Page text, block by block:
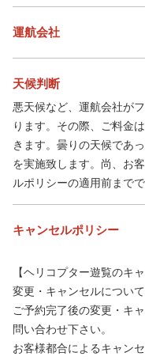
運航会社
天候判断
悪天候など、運航会社が
ります。その際、ご料金
きます。曇りの天候であ
を実施致します。尚、お
ルポリシーの適用前まで
キャンセルポリシー
【ヘリコプター遊覧のキ
変更・キャンセルについて
ご予約完了後の変更・キ
問い合わせ下さい。
お客様都合によるキャン